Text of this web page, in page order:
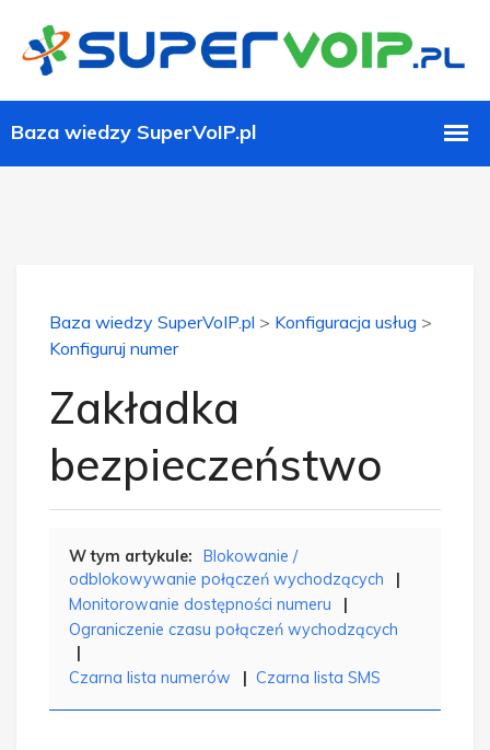
Baza wiedzy SuperVoIP.pl > Konfiguracja usług >
Konfiguruj numer
Zakładka
bezpieczeństwo
Blokowanie /
odblokowywanie połączeń wychodzących
Monitorowanie dostępności numeru
Ograniczenie czasu połączeń wychodzących
Czarna lista numerów Czarna lista SMS